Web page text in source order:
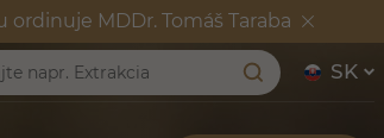
ordinuje MDDr. Tomáš Taraba
SK
KONTAKT